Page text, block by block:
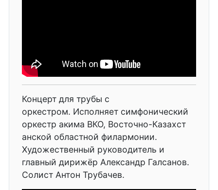
Концерт для трубы с
оркестром. Исполняет симфонический
оркестр акима ВКО, Восточно-Казахст
анской областной филармонии.
Художественный руководитель и
главный дирижёр Александр Галсанов.
Солист Антон Трубачев.